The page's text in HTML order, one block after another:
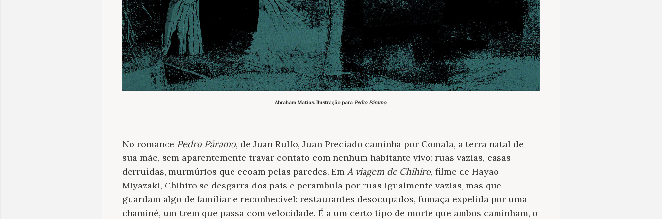
Abraham Matias. Ilustração para Pedro Páramo.
No romance Pedro Páramo, de Juan Rulfo, Juan Preciado caminha por Comala, a terra natal de
sua mãe, sem aparentemente travar contato com nenhum habitante vivo: ruas vazias, casas
derruídas, murmúrios que ecoam pelas paredes. Em A viagem de Chihiro, filme de Hayao
Miyazaki, Chihiro se desgarra dos pais e perambula por ruas igualmente vazias, mas que
guardam algo de familiar e reconhecível: restaurantes desocupados, fumaça expelida por uma
chaminé, um trem que passa com velocidade. É a um certo tipo de morte que ambos caminham, o